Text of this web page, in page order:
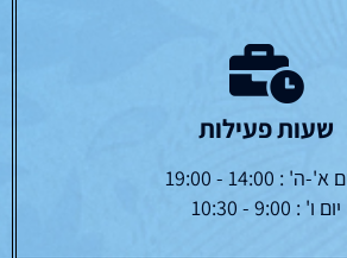
שעות פעילות
ה' : 14:00 - 19:00
יום ו' : 9:00 - 10:30